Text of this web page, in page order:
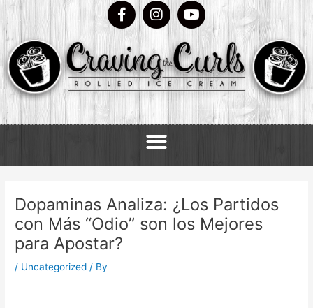
Skip
to
content
F
a
c
e
b
o
o
k
I
n
t
a
g
r
Y
o
t
u
b
e
Dopaminas Analiza: ¿Los Partidos
con Más “Odio” son los Mejores
para Apostar?
/ Uncategorized / By